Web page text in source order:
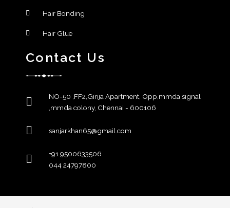
Hair Bonding
Hair Glue
Contact Us
NO-50 ,FF2,Girija Apartment, Opp,mmda signal
,mmda colony, Chennai - 600106
sanjarkhan65@gmail.com
+91 9500633506
044 24797800